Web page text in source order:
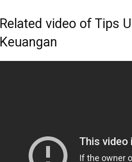
Related video of Tips
Keuangan